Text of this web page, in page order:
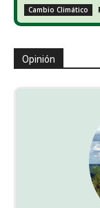
Cambio Climático
Opinión